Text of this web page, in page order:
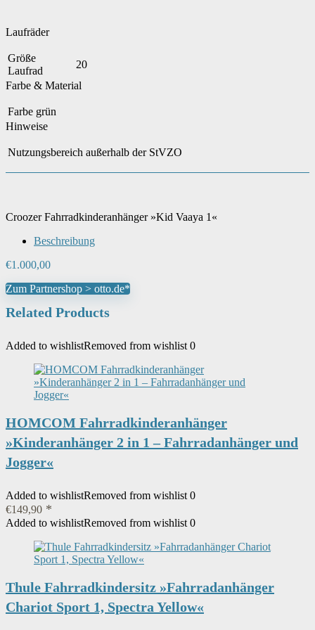
Laufräder
Größe
Laufrad
20
Farbe & Material
Farbe grün
Hinweise
Nutzungsbereich außerhalb der StVZO
Croozer Fahrradkinderanhänger »Kid Vaaya 1«
Beschreibung
€1.000,00
Zum Partnershop > otto.de*
Related Products
Added to wishlistRemoved from wishlist 0
HOMCOM Fahrradkinderanhänger
»Kinderanhänger 2 in 1 – Fahrradanhänger und
Jogger«
Added to wishlistRemoved from wishlist 0
€149,90
Added to wishlistRemoved from wishlist 0
Thule Fahrradkindersitz »Fahrradanhänger
Chariot Sport 1, Spectra Yellow«